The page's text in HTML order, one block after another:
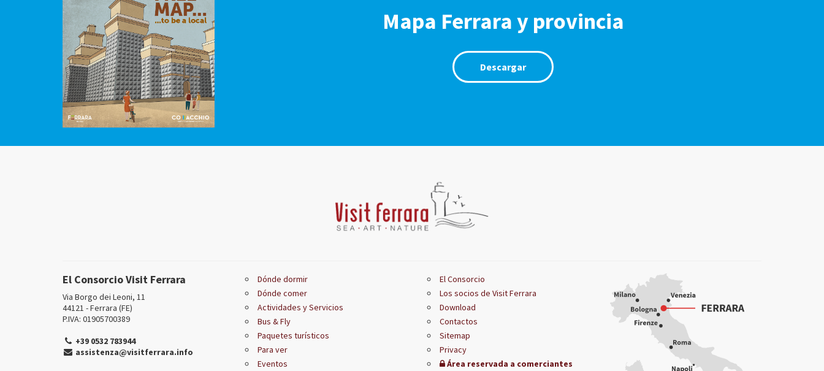
Mapa Ferrara y provincia
Descargar
El Consorcio Visit Ferrara
Via Borgo dei Leoni, 11
44121 - Ferrara (FE)
P.IVA: 01905700389
+39 0532 783944
assistenza@visitferrara.info
Dónde dormir
Dónde comer
Actividades y Servicios
Bus & Fly
Paquetes turísticos
Para ver
Eventos
El Consorcio
Los socios de Visit Ferrara
Download
Contactos
Sitemap
Privacy
Área reservada a comerciantes